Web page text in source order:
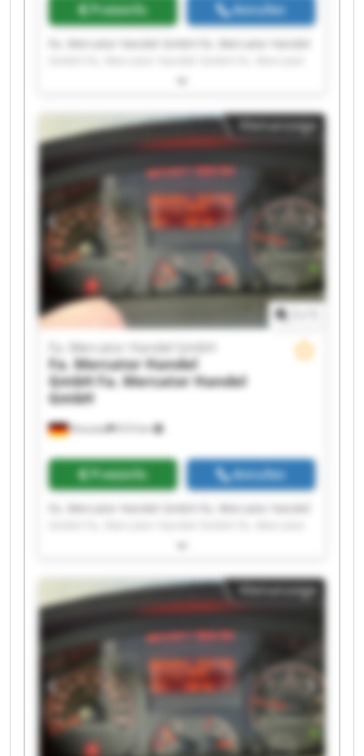
Preisinfo Anrufen
Handel GmbH Fa. Mercator Handel GmbH Fa.
GmbH Fa. Mercator Handel GmbH Fa. Mercator
Handel GmbH Fa. Mercator Handel GmbH Fa.
Mercator Handel GmbH Fa. Mercator Handel
GmbH Fa. Mercator Handel GmbH Fa. Mercator
Handel GmbH Fa. Mercator Handel GmbH Fa.
Mercator Handel GmbH Fa. Mercator Handel
GmbH Fa. Mercator Handel GmbH Fa. Mercator
Handel GmbH Fa. Mercator Handel GmbH
Kleinanzeige
Kreuztal 610 km
Fa. Mercator Handel GmbH
Fa. Mercator Handel
GmbHFa. Mercator Handel
GmbH
Preisinfo Anrufen
Handel GmbH Fa. Mercator Handel GmbH Fa.
GmbH Fa. Mercator Handel GmbH Fa. Mercator
Handel GmbH Fa. Mercator Handel GmbH Fa.
Mercator Handel GmbH Fa. Mercator Handel
GmbH Fa. Mercator Handel GmbH Fa. Mercator
Handel GmbH Fa. Mercator Handel GmbH Fa.
Mercator Handel GmbH Fa. Mercator Handel
GmbH Fa. Mercator Handel GmbH Fa. Mercator
Handel GmbH Fa. Mercator Handel GmbH
Kleinanzeige